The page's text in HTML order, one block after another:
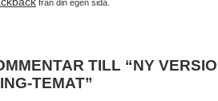
från din egen sida.
TILL “NY
TEMAT”